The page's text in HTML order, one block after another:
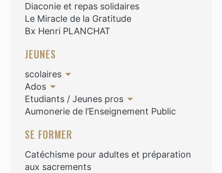
Diaconie et repas solidaires
Le Miracle de la Gratitude
Bx Henri PLANCHAT
JEUNES
scolaires
Ados
Etudiants / Jeunes pros
Aumonerie de l’Enseignement Public
SE FORMER
Catéchisme pour adultes et préparation
aux sacrements